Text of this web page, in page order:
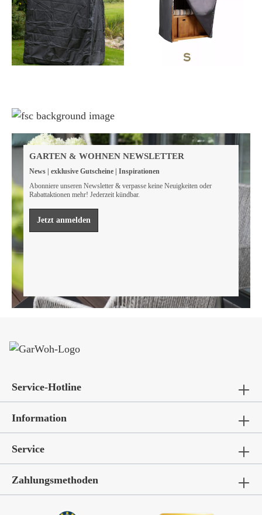
leisten müssen, um unsere natürlichen Ressourcen zu
bewahren.
Mehr erfahren
GARTEN & WOHNEN NEWSLETTER
News | exklusive Gutscheine | Inspirationen
Abonniere unseren Newsletter & verpasse keine Neuigkeiten oder
Rabattaktionen mehr! Jederzeit kündbar.
Jetzt anmelden
Service-Hotline
Information
Service
Zahlungsmethoden